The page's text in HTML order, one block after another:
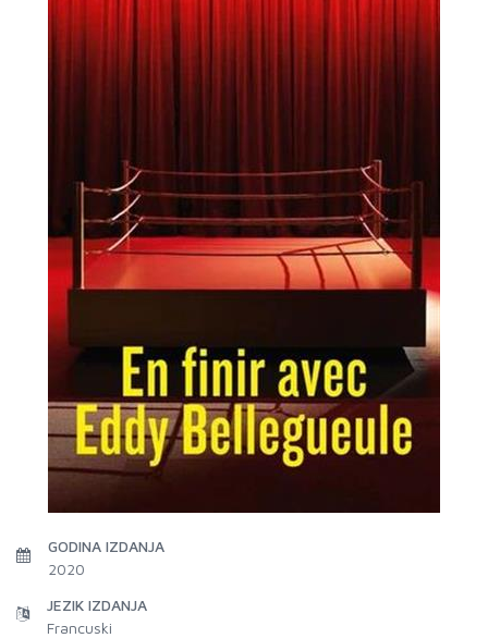
GODINA IZDANJA
2020
JEZIK IZDANJA
Francuski